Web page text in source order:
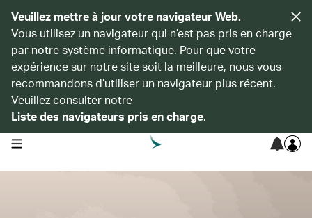
Veuillez mettre à jour votre navigateur Web.
Vous utilisez un navigateur qui n’est pas pris en charge
par notre système informatique. Pour que votre
expérience sur notre site soit la meilleure, nous vous
recommandons d’utiliser un navigateur plus récent.
Veuillez consulter notre
Liste des navigateurs pris en charge.
open navigation menu